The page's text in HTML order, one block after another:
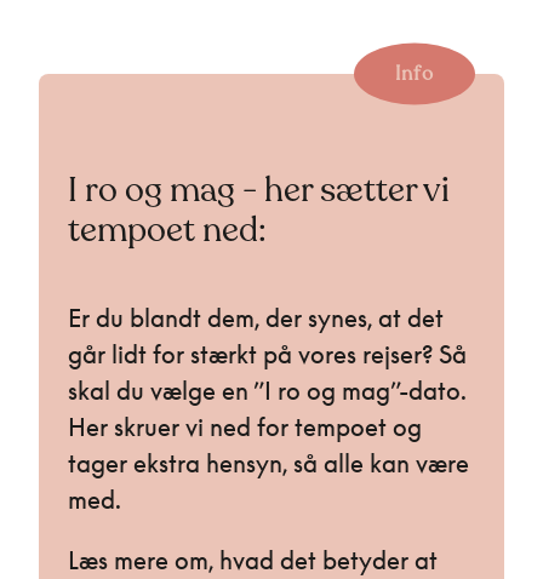
Info
I ro og mag - her sætter vi
tempoet ned:
Er du blandt dem, der synes, at det
går lidt for stærkt på vores rejser? Så
skal du vælge en ”I ro og mag”-dato.
Her skruer vi ned for tempoet og
tager ekstra hensyn, så alle kan være
med.
Læs mere om, hvad det betyder at